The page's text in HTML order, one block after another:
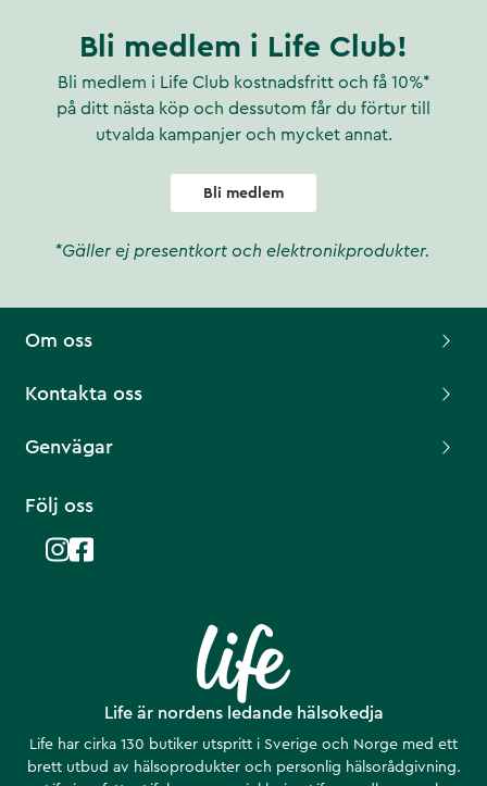
Bli medlem i Life Club!
Bli medlem i Life Club kostnadsfritt och få 10%*
på ditt nästa köp och dessutom får du förtur till
utvalda kampanjer och mycket annat.
Bli medlem
*Gäller ej presentkort och elektronikprodukter.
Life är nordens ledande hälsokedja
Life har cirka 130 butiker utspritt i Sverige och Norge med ett
brett utbud av hälsoprodukter och personlig hälsorådgivning.
Om oss
Kontakta oss
Genvägar
Följ oss